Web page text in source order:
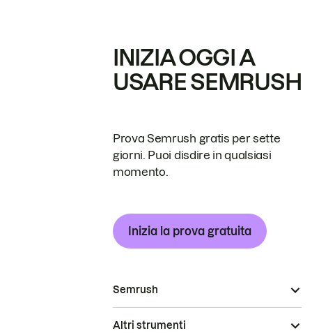
INIZIA OGGI A
USARE SEMRUSH
Prova Semrush gratis per sette
giorni. Puoi disdire in qualsiasi
momento.
Inizia la prova gratuita
Semrush
Altri strumenti